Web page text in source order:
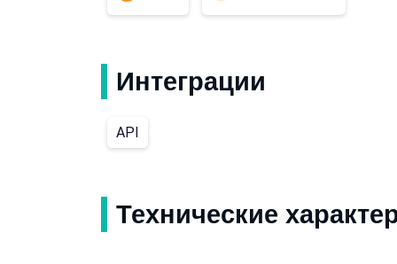
Интеграции
API
Технические